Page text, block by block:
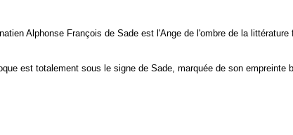
Alphonse François de Sade est l'Ange de l'ombre de la littérature
est totalement sous le signe de Sade, marquée de son empreinte